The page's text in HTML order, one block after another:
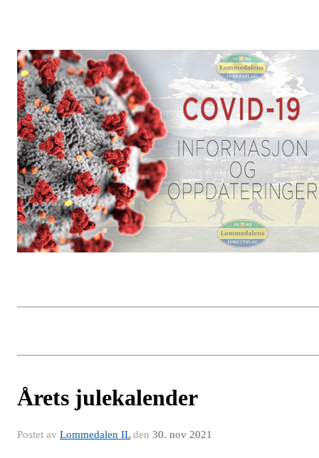
Årets julekalender
Postet av Lommedalen ILden 30. nov 2021